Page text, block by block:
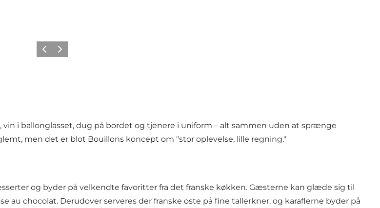
ForrigeNæste
i ballonglasset, dug på bordet og tjenere i uniform – alt sammen uden at sprænge
men det er blot Bouillons koncept om "stor oplevelse, lille regning."
og byder på velkendte favoritter fra det franske køkken. Gæsterne kan glæde sig til
au chocolat. Derudover serveres der franske oste på fine tallerkner, og karaflerne byder på